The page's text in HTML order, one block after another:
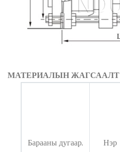
МАТЕРИАЛЫН ЖАГСААЛТ
Барааны дугаар. Нэр